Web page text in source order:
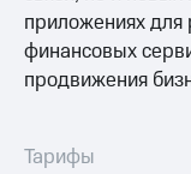
интернет
Домашнее
ТВ
Подписка
на
приложениях
финансовых
продвижения
Тарифы